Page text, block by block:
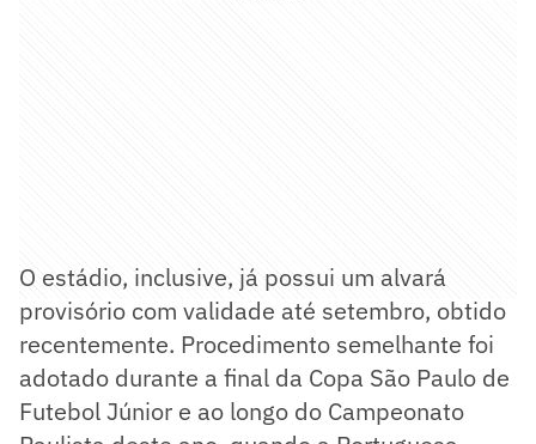
O estádio, inclusive, já possui um alvará
provisório com validade até setembro, obtido
recentemente. Procedimento semelhante foi
adotado durante a final da Copa São Paulo de
Futebol Júnior e ao longo do Campeonato